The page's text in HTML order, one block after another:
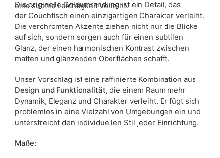
eine subtile Leichtigkeit verleiht.
Die originelle Goldumrandung ist ein Detail, das
der Couchtisch einen einzigartigen Charakter verleiht.
Die verchromten Akzente ziehen nicht nur die Blicke
auf sich, sondern sorgen auch für einen subtilen
Glanz, der einen harmonischen Kontrast zwischen
matten und glänzenden Oberflächen schafft.
Unser Vorschlag ist eine raffinierte Kombination aus
Design und Funktionalität, die einem Raum mehr
Dynamik, Eleganz und Charakter verleiht. Er fügt sich
problemlos in eine Vielzahl von Umgebungen ein und
unterstreicht den individuellen Stil jeder Einrichtung.
Maße: